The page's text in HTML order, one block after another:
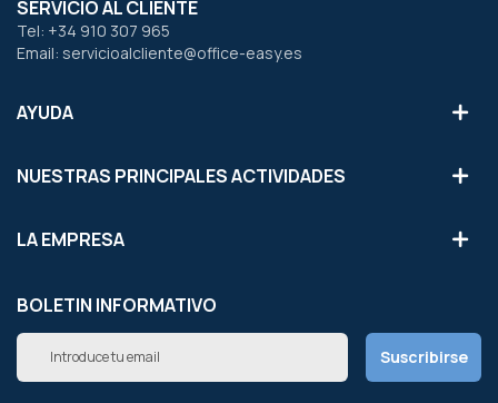
SERVICIO AL CLIENTE
Tel: +34 910 307 965
Email: servicioalcliente@office-easy.es
AYUDA
NUESTRAS PRINCIPALES ACTIVIDADES
LA EMPRESA
BOLETIN INFORMATIVO
Inscríbete
nuestro
Suscribirse